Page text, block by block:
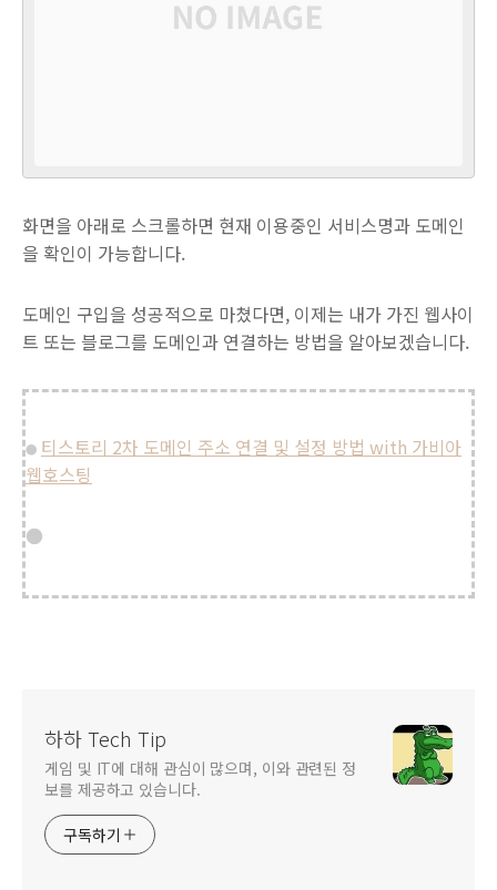
화면을 아래로 스크롤하면 현재 이용중인 서비스명과 도메인
을 확인이 가능합니다.
도메인 구입을 성공적으로 마쳤다면, 이제는 내가 가진 웹사이
트 또는 블로그를 도메인과 연결하는 방법을 알아보겠습니다.
● 티스토리 2차 도메인 주소 연결 및 설정 방법 with 가비아
웹호스팅
●
하하 Tech Tip
게임 및 IT에 대해 관심이 많으며, 이와 관련된 정
보를 제공하고 있습니다.
구독하기